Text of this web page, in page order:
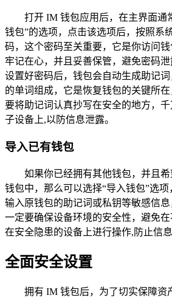
打开 IM 钱包应用后，在主界面通
钱包”的选项，点击该选项后，按照系
码，这个密码至关重要，它是你访问
牢记在心，并且妥善保管，避免密码泄
设置好密码后，钱包会自动生成助记
的单词组成，它是恢复钱包的关键所
要将助记词认真抄写在安全的地方，
子设备上,以防信息泄露。
导入已有钱包
如果你已经拥有其他钱包，并且
钱包中，那么可以选择“导入钱包”选
输入原钱包的助记词或私钥等敏感信息
一定要确保设备环境的安全性，避免
在安全隐患的设备上进行操作,防止信
全面安全设置
拥有 IM 钱包后，为了切实保障资